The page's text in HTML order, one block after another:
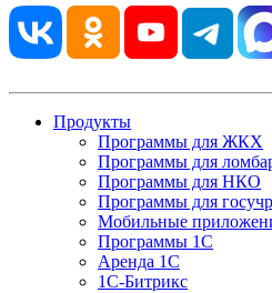
Продукты
Программы для ЖКХ
Программы для
Программы для НКО
Программы для
Мобильные
Программы 1С
Аренда 1С
1С-Битрикс